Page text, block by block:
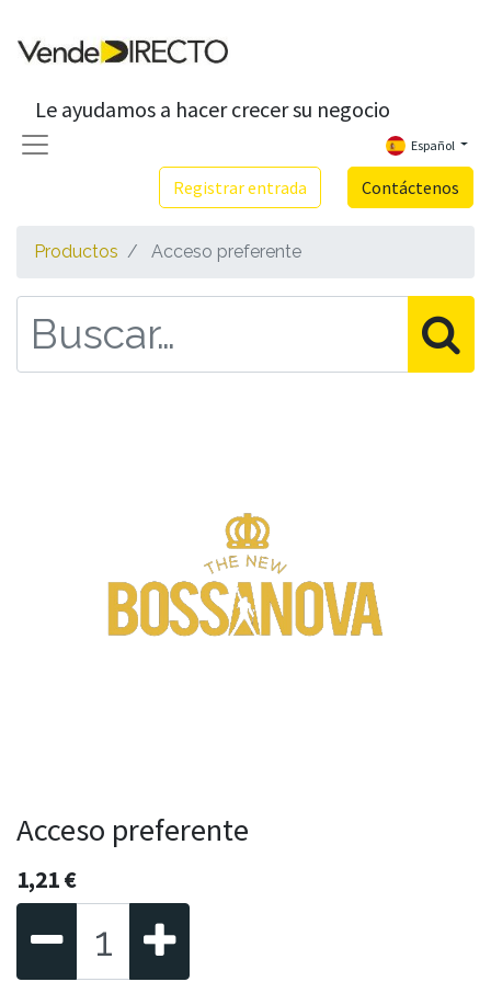
Le ayudamos a hacer crecer su negocio
Registrar entrada Contáctenos
Español
Productos Acceso preferente
Acceso preferente
1,21€